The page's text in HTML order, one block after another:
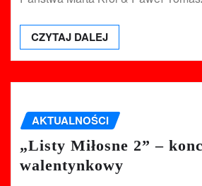
CZYTAJ DALEJ
AKTUALNOŚCI
„Listy Miłosne 2” –
walentynkowy